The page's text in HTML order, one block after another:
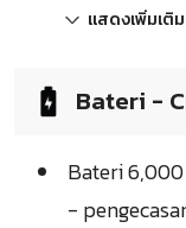
แสดงเพิ่มเติม
Bateri -
Bateri
-